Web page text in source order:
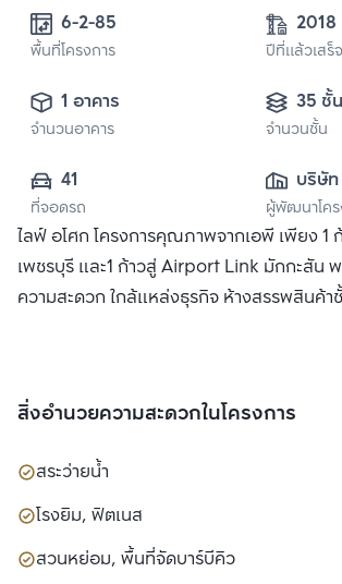
6-2-85
พื้นที่โครงการ
2018
ปีที่แล้วเสร็จ
1 อาคาร
จำนวนอาคาร
35 ชั้น
จำนวนชั้น
41
ที่จอดรถ
บริษั
(เพชร
ผู้พัฒนาโค
ไลฟ์ อโศก โครงการคุณภาพจากเอพี เพียง 1 ก้
เพชรบุรี และ1 ก้าวสู่ Airport Link มักกะสัน พ
ความสะดวก ใกล้แหล่งธุรกิจ ห้างสรรพสินค้า
สิ่งอำนวยความสะดวกในโครงการ
สระว่ายน้ำ
โรงยิม, ฟิตเนส
สวนหย่อม, พื้นที่จัดบาร์บีคิว